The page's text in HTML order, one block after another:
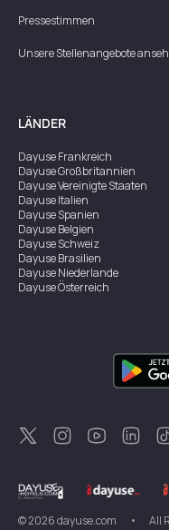
Pressestimmen
Unsere Stellenangebote
LÄNDER
DayuseFrankreich
DayuseGroßbritannien
DayuseVereinigte Staaten
DayuseItalien
DayuseSpanien
DayuseBelgien
DayuseSchweiz
DayuseBrasilien
DayuseNiederlande
DayuseÖsterreich
DayuseNeuseeland
DayuseTürkei
©2026dayuse.com •
All